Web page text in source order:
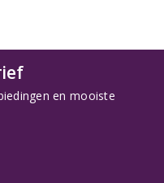
en mooiste